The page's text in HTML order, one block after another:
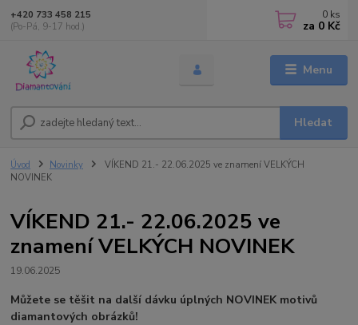
Menu
Hledat
+420 733 458 215
(Po-Pá, 9-17 hod.)
0 ks
za 0 Kč
Úvod Novinky
VÍKEND 21.- 22.06.2025 ve znamení VELKÝCH
NOVINEK
VÍKEND 21.- 22.06.2025 ve
znamení VELKÝCH NOVINEK
19.06.2025
Můžete se těšit na další dávku úplných NOVINEK motivů
diamantových obrázků!